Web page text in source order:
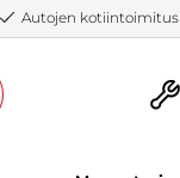
Autojen kotiintoimitus